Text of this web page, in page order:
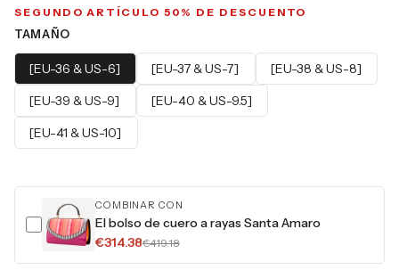
SEGUNDO ARTÍCULO 50% DE DESCUENTO
TAMAÑO
[EU-36 & US-6] [EU-37 & US-7]
[EU-38 & US-8]
[EU-39 & US-9]
[EU-40 & US-9.5]
[EU-41 & US-10]
COMBINAR CON
El bolso de cuero a rayas Santa Amaro
€314.38€419.18